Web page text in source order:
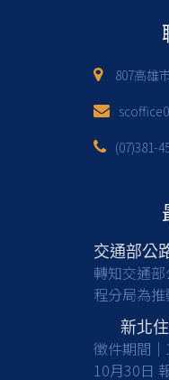
807高雄
(07)381-
轉知交通
程分局為
亟需具備
之人才加入
質與建設
新北
徵件期間
10月30日 報名方式｜線上報名及